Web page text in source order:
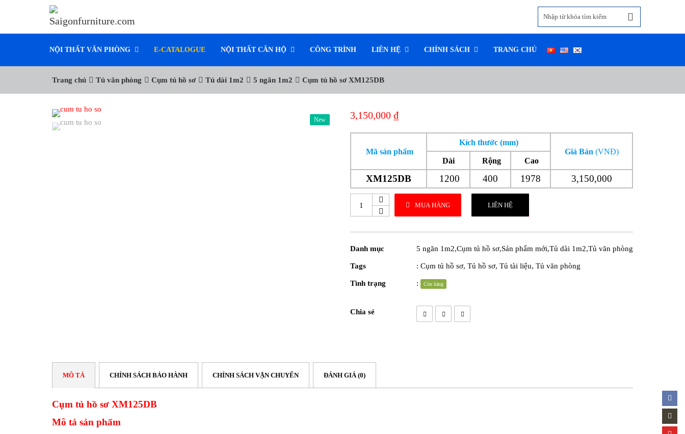
NỘI THẤT VĂN PHÒNG E-CATALOGUE NỘI THẤT CĂN HỘ CÔNG TRÌNH LIÊN HỆ CHÍNH SÁCH TRANG CHỦ
Trang chủ Tủ văn phòng Cụm tủ hồ sơ Tủ dài 1m2 5 ngăn 1m2 Cụm tủ hồ sơ XM125DB
New
New 3,150,000 ₫
Mã sản phẩm
Kích thước (mm)
Giá Bán (VNĐ)
Dài
Rộng Cao
XM125DB 1200 400 1978 3,150,000
MUA HÀNG LIÊN HỆ
Danh mục 5 ngăn 1m2,Cụm tủ hồ sơ,Sản phẩm mới,Tủ dài 1m2,Tủ văn phòng
Tags
: Cụm tủ hồ sơ, Tủ hồ sơ, Tủ tài liệu, Tủ văn phòng
Tình trạng
: Còn hàng
Chia sẻ
MÔ TẢ CHÍNH SÁCH BẢO HÀNH CHÍNH SÁCH VẬN CHUYỂN ĐÁNH GIÁ (0)
Cụm tủ hồ sơ XM125DB
Mô tả sản phẩm